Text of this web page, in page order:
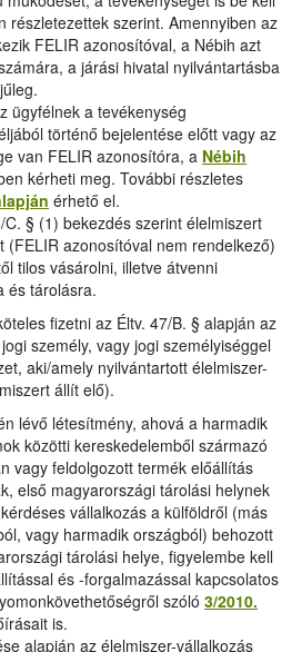
részletezettek szerint. Amennyiben az
FELIR azonosítóval, a Nébih azt
a járási hivatal nyilvántartásba
ügyfélnek a tevékenység
történő bejelentése előtt vagy az
van FELIR azonosítóra, a Nébih
kérheti meg. További részletes
érhető el.
§ (1) bekezdés szerint élelmiszert
(FELIR azonosítóval nem rendelkező)
tilos vásárolni, illetve átvenni
és tárolásra.
fizetni az Éltv. 47/B. § alapján az
személy, vagy jogi személyiséggel
aki/amely nyilvántartott élelmiszer-
állít elő).
lévő létesítmény, ahová a harmadik
közötti kereskedelemből származó
vagy feldolgozott termék előállítás
első magyarországi tárolási helynek
vállalkozás a külföldről (más
vagy harmadik országból) behozott
tárolási helye, figyelembe kell
és -forgalmazással kapcsolatos
szóló 3/2010.
is.
alapján az élelmiszer-vállalkozás